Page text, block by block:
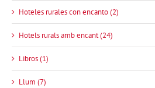
Hoteles rurales con encanto (2)
Hotels rurals amb encant (24)
Libros (1)
Llum (7)